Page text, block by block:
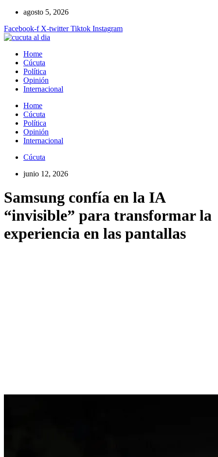
contenido
agosto 5, 2026
Facebook-f X-twitter Tiktok Instagram
Home
Cúcuta
Política
Opinión
Internacional
Home
Cúcuta
Política
Opinión
Internacional
Cúcuta
junio 12, 2026
Samsung confía en la IA
“invisible” para transformar la
experiencia en las pantallas